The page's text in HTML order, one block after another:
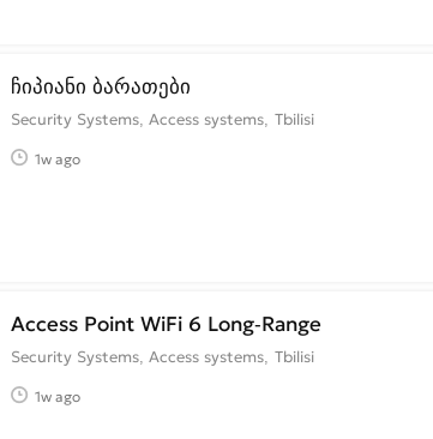
ჩიპიანი ბარათები
Security Systems, Access systems Tbilisi
1w ago
Access Point WiFi 6 Long-Range
Security Systems, Access systems Tbilisi
1w ago